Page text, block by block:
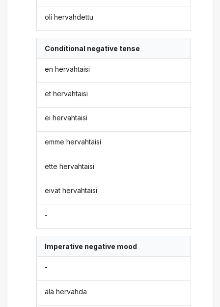
oli hervahdettu
Conditional negative tense
en hervahtaisi
et hervahtaisi
ei hervahtaisi
emme hervahtaisi
ette hervahtaisi
eivät hervahtaisi
-
Imperative negative mood
-
älä hervahda